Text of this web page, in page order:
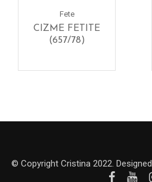
Fete
CIZME FETITE
(657/78)
© Copyright Cristina 2022.